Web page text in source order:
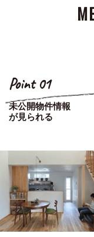
Point 01
未公開物件情報
が見られる